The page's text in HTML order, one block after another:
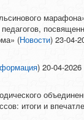
(Новости) 23-04-
) 20-04-
итоги и